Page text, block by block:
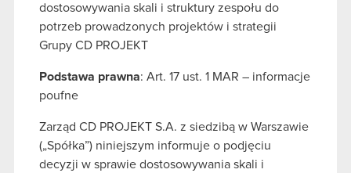
dostosowywania skali i struktury zespołu do
potrzeb prowadzonych projektów i strategii
Grupy CD PROJEKT
Podstawa prawna: Art. 17 ust. 1 MAR – informacje
poufne
Zarząd CD PROJEKT S.A. z siedzibą w Warszawie
(„Spółka”) niniejszym informuje o podjęciu
decyzji w sprawie dostosowywania skali i